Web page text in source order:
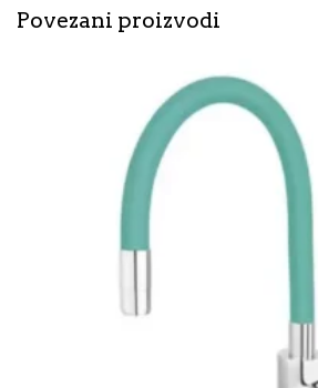
Povezani proizvodi